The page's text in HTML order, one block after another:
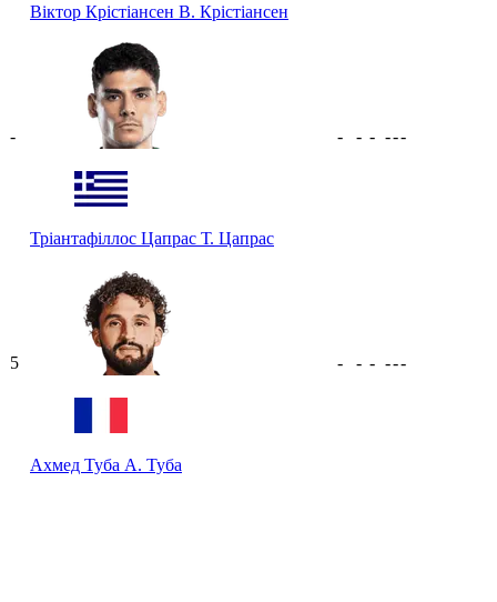
Віктор Крістіансен В. Крістіансен
-
Тріантафіллос Цапрас Т. Цапрас
- - - ---
5
Ахмед Туба А. Туба
- - - ---